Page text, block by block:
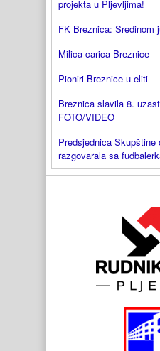
projekta u Pljevljima!
FK Breznica: Sredinom
Milica carica Breznice
Pioniri Breznice u eliti
Breznica slavila 8.
FOTO/VIDEO
Predsjednica
razgovarala sa